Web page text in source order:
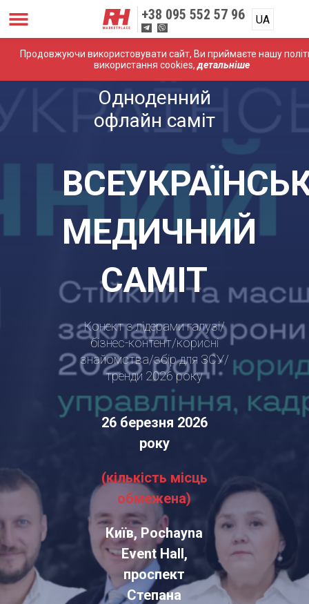
Продовжуючи використовувати сайт, Ви приймаєте нашу
використання cookies,детальніше
+38 095 552 57 96 UA
Одноденний
офлайн саміт
МЕДИЧНИЙ
САМІТ
Конект з лідерами галузі/
бізнес-контент/корисні
знайомства/збір для ЗСУ/
тренди 2026 року
26 березня 2026
року
(кількість місць
обмежена)
Київ, Pochayna
Event Hall,
проспект
Степана